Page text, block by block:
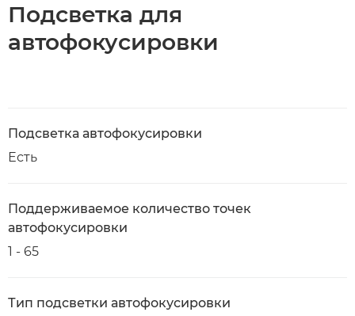
Подсветка для
автофокусировки
Подсветка автофокусировки
Есть
Поддерживаемое количество точек
автофокусировки
1 - 65
Тип подсветки автофокусировки